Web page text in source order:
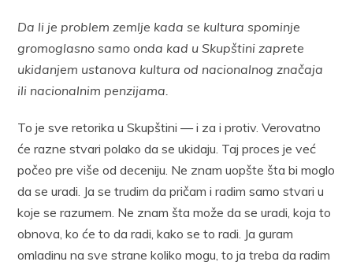
Da li je problem zemlje kada se kultura spominje
gromoglasno samo onda kad u Skupštini zaprete
ukidanjem ustanova kultura od nacionalnog značaja
ili nacionalnim penzijama.
To je sve retorika u Skupštini — i za i protiv. Verovatno
će razne stvari polako da se ukidaju. Taj proces je već
počeo pre više od deceniju. Ne znam uopšte šta bi moglo
da se uradi. Ja se trudim da pričam i radim samo stvari u
koje se razumem. Ne znam šta može da se uradi, koja to
obnova, ko će to da radi, kako se to radi. Ja guram
omladinu na sve strane koliko mogu, to ja treba da radim